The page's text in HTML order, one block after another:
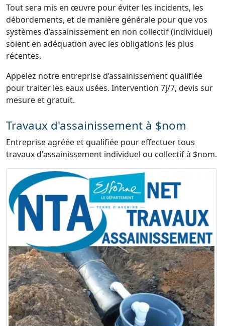
Tout sera mis en œuvre pour éviter les incidents, les
débordements, et de manière générale pour que vos
systèmes d’assainissement en non collectif (individuel)
soient en adéquation avec les obligations les plus
récentes.
Appelez notre entreprise d’assainissement qualifiée
pour traiter les eaux usées. Intervention 7j/7, devis sur
mesure et gratuit.
Travaux d'assainissement à $nom
Entreprise agréée et qualifiée pour effectuer tous
travaux d'assainissement individuel ou collectif à $nom.